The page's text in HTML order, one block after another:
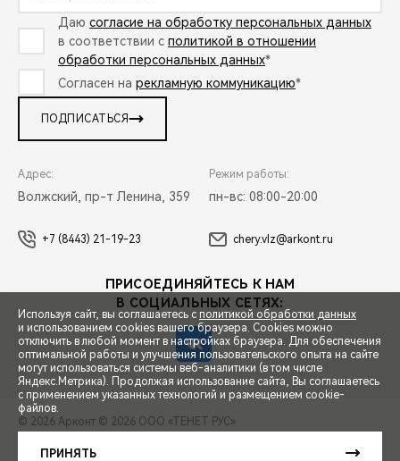
СПЕЦПРЕДЛОЖЕНИЯ
ЗАПИСЬ НА ТЕСТ-ДРАЙВ
Даю согласие на обработку персональных данных
в соответствии с политикой в отношении
обработки персональных данных*
Согласен на рекламную коммуникацию*
ПОДПИСАТЬСЯ
Адрес:
Волжский, пр-т Ленина, 359
Режим работы:
пн-вс: 08:00-20:00
+7 (8443) 21-19-23 chery.vlz@arkont.ru
ПРИСОЕДИНЯЙТЕСЬ К НАМ
В СОЦИАЛЬНЫХ СЕТЯХ:
© 2026 Арконт © 2026 ООО «ТЕНЕТ РУС»
Используя сайт, вы соглашаетесь с политикой обработки данных
и использованием cookies вашего браузера. Cookies можно
отключить в любой момент в настройках браузера. Для обеспечения
оптимальной работы и улучшения пользовательского опыта на сайте
могут использоваться системы веб-аналитики (в том числе
Яндекс.Метрика). Продолжая использование сайта, Вы соглашаетесь
с применением указанных технологий и размещением cookie-
файлов.
ПРИНЯТЬ